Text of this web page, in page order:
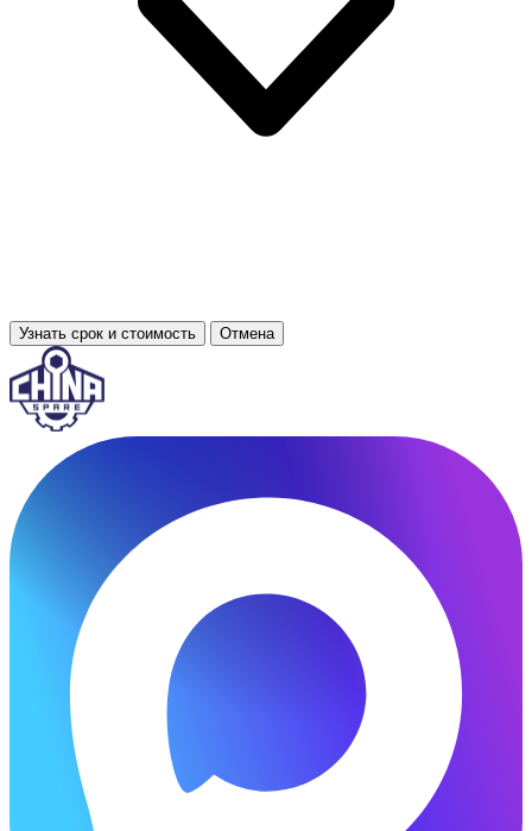
Узнать срок и стоимость Отмена